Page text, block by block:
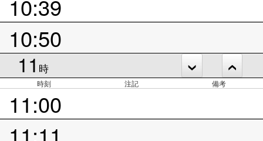
10:39
10:50
11 時
時刻 注記 備考
11:00
11:11